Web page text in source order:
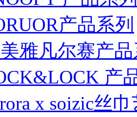
产品系列
雅凡尔赛产
产
x soizic丝